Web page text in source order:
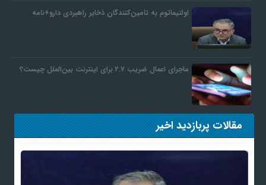
اولتیماتوم به تامین‌کنندگان ذخایر راهبردی دارو+نامه
ماجرای اعمال ضریب ۲.۷ برای اینترنت بین‌الملل چیست؟
مقالات پربازدید اخیر